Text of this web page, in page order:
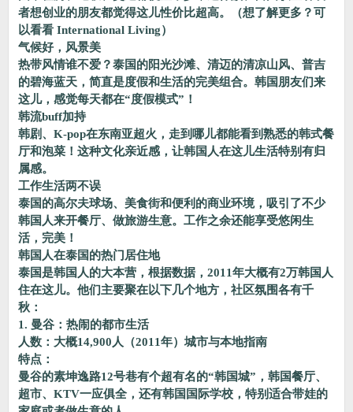
者想创业的朋友都觉得这儿性价比超高。（想了解更多？可
以看看 International Living）
气候好，风景美
热带风情谁不爱？泰国的阳光沙滩、清迈的清凉山风、普吉
的碧海蓝天，简直是度假和生活的完美组合。韩国朋友们来
这儿，感觉每天都在“度假模式”！
韩流buff加持
韩剧、K-pop在东南亚超火，走到哪儿都能看到熟悉的韩式餐
厅和泡菜！这种文化亲近感，让韩国人在这儿生活特别有归
属感。
工作生活两不误
泰国的高尔夫球场、美食街和便利的商业环境，吸引了不少
韩国人来开餐厅、做旅游生意。工作之余还能享受悠闲生
活，完美！
韩国人在泰国的热门居住地
泰国是韩国人的大本营，根据数据，2011年大概有2万韩国人
住在这儿。他们主要聚在以下几个地方，社区氛围各有千
秋：
1. 曼谷：热闹的都市生活
人数：大概14,900人（2011年）城市与本地指南
特点：
曼谷的素坤逸路12号巷有个超有名的“韩国城”，韩国餐厅、
超市、KTV一应俱全，还有韩国国际学校，特别适合带娃的